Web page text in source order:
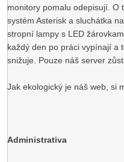
monitory pomalu odepisují. O
systém Asterisk a sluchátka
stropní lampy s LED
každý den po práci vypínají a
snižuje. Pouze náš server
Jak ekologický je náš web, si
Administrativa